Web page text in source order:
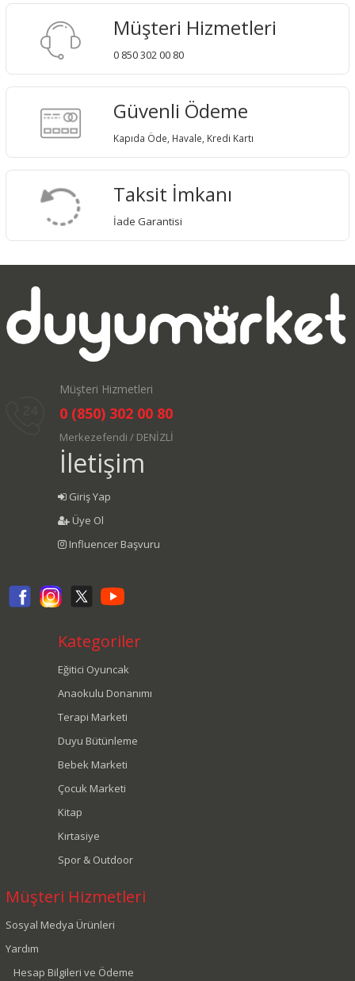
Müşteri Hizmetleri
0 850 302 00 80
Güvenli Ödeme
Kapıda Öde, Havale, Kredi Kartı
Taksit İmkanı
İade Garantisi
Müşteri Hizmetleri
0 (850) 302 00 80
Merkezefendi / DENİZLİ
İletişim
Giriş Yap
Üye Ol
Influencer Başvuru
Kategoriler
Eğitici Oyuncak
Anaokulu Donanımı
Terapi Marketi
Duyu Bütünleme
Bebek Marketi
Çocuk Marketi
Kitap
Kırtasiye
Spor & Outdoor
Müşteri Hizmetleri
Sosyal Medya Ürünleri
Yardım
Hesap Bilgileri ve Ödeme